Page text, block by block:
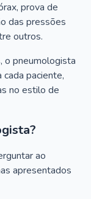
prova de
das pressões
outros.
o pneumologista
paciente,
no estilo de
ao
apresentados